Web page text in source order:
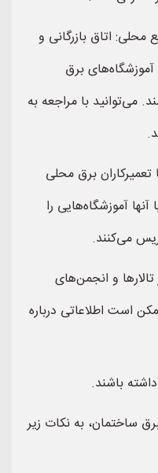
محلی: اتاق بازرگانی و
آموزشگاه‌های برق
می‌توانید با مراجعه به
تعمیرکاران برق محلی
آموزشگاه‌هایی را
می‌کنند.
و انجمن‌های
است اطلاعاتی درباره
باشند.
ساختمان، به نکات زیر